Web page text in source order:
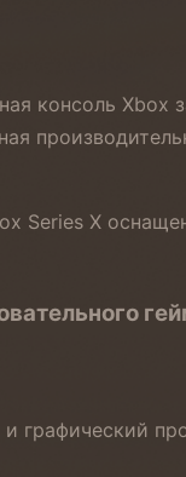
консоль Xbox
Series X
графический